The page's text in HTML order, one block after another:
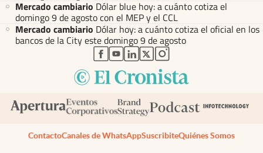
Mercado cambiario Dólar blue hoy: a cuánto cotiza el
domingo 9 de agosto con el MEP y el CCL
Mercado cambiario Dólar hoy: a cuánto cotiza el oficial en los
bancos de la City este domingo 9 de agosto
abre en nueva pestaña
abre en nueva pestaña
abre en nueva pestaña
abre en nueva pestaña
abre en nueva pestaña
ContactoCanales de WhatsAppSuscribiteQuiénes Somos